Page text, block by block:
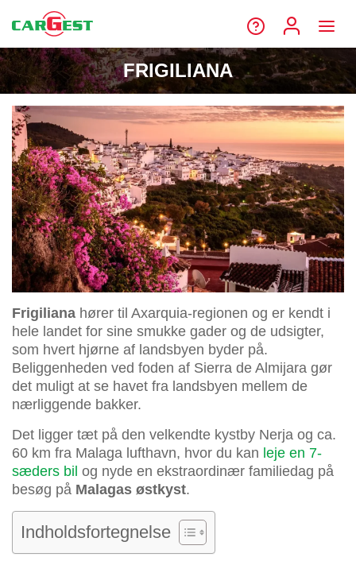
FRIGILIANA
Frigiliana hører til Axarquia-regionen og er kendt i
hele landet for sine smukke gader og de udsigter,
som hvert hjørne af landsbyen byder på.
Beliggenheden ved foden af Sierra de Almijara gør
det muligt at se havet fra landsbyen mellem de
nærliggende bakker.
Det ligger tæt på den velkendte kystby Nerja og ca.
60 km fra Malaga lufthavn, hvor du kan leje en 7-
sæders bil og nyde en ekstraordinær familiedag på
besøg på Malagas østkyst.
Indholdsfortegnelse